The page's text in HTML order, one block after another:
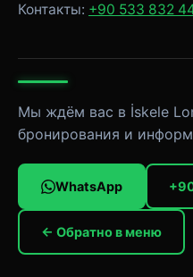
Контакты: +90 533 832
Мы ждём вас в İskele
бронирования и
WhatsApp
← Обратно в меню